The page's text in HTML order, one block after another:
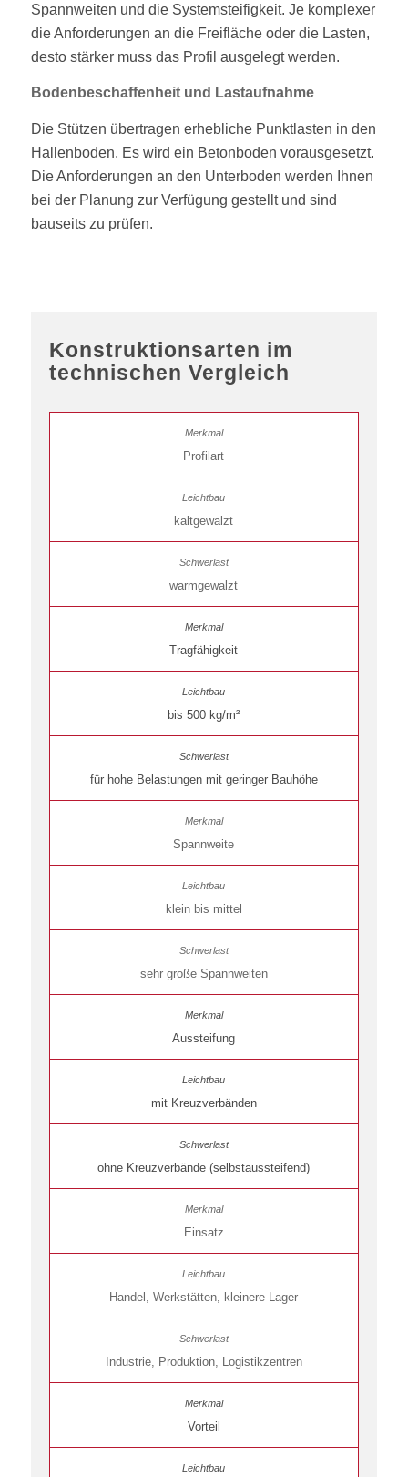
Spannweiten und die Systemsteifigkeit. Je komplexer
die Anforderungen an die Freifläche oder die Lasten,
desto stärker muss das Profil ausgelegt werden.
Bodenbeschaffenheit und Lastaufnahme
Die Stützen übertragen erhebliche Punktlasten in den
Hallenboden. Es wird ein Betonboden vorausgesetzt.
Die Anforderungen an den Unterboden werden Ihnen
bei der Planung zur Verfügung gestellt und sind
bauseits zu prüfen.
Konstruktionsarten im
technischen Vergleich
Profilart
kaltgewalzt
warmgewalzt
Tragfähigkeit
bis 500 kg/m²
für hohe Belastungen mit geringer Bauhöhe
Spannweite
klein bis mittel
sehr große Spannweiten
Aussteifung
mit Kreuzverbänden
ohne Kreuzverbände (selbstaussteifend)
Einsatz
Handel, Werkstätten, kleinere Lager
Industrie, Produktion, Logistikzentren
Vorteil